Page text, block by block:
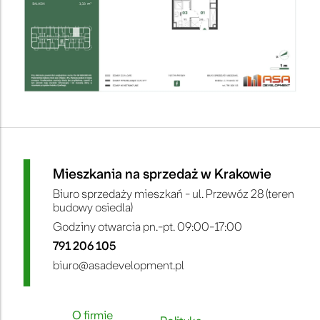
Mieszkania na sprzedaż w Krakowie
Biuro sprzedaży mieszkań - ul. Przewóz 28 (teren
budowy osiedla)
Godziny otwarcia pn.-pt. 09:00-17:00
791 206 105
biuro@asadevelopment.pl
O firmie